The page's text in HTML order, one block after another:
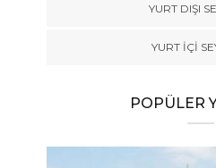
YURT DIŞI
YURT İÇİ
POPÜLER